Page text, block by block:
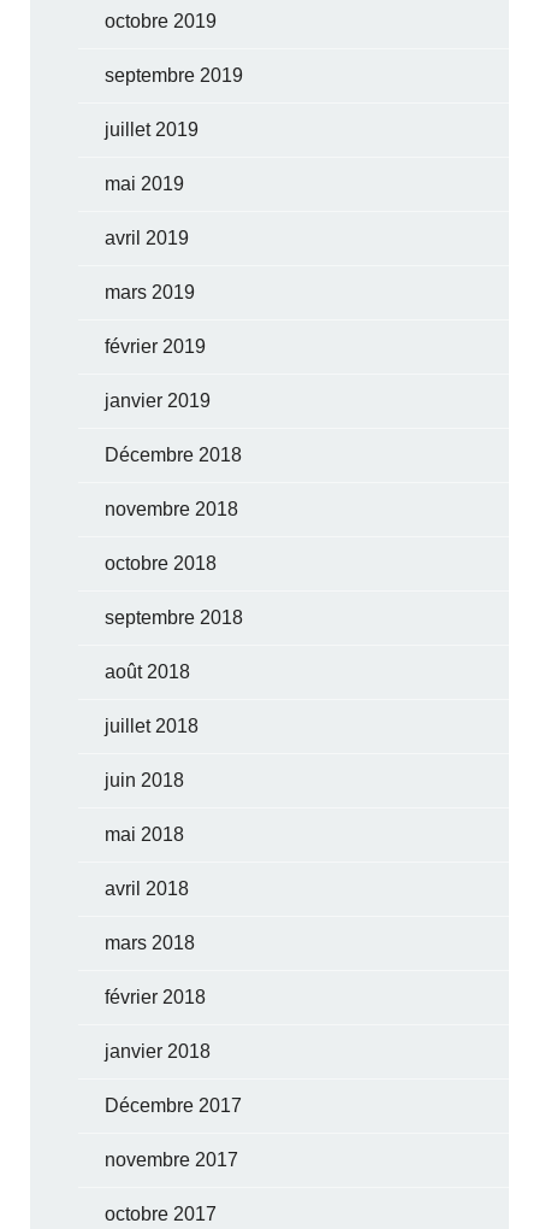
octobre 2019
septembre 2019
juillet 2019
mai 2019
avril 2019
mars 2019
février 2019
janvier 2019
Décembre 2018
novembre 2018
octobre 2018
septembre 2018
août 2018
juillet 2018
juin 2018
mai 2018
avril 2018
mars 2018
février 2018
janvier 2018
Décembre 2017
novembre 2017
octobre 2017